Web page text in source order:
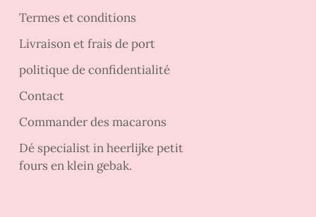
Termes et conditions
Livraison et frais de port
politique de confidentialité
Contact
Commander des macarons
Dé specialist in heerlijke petit
fours en klein gebak.